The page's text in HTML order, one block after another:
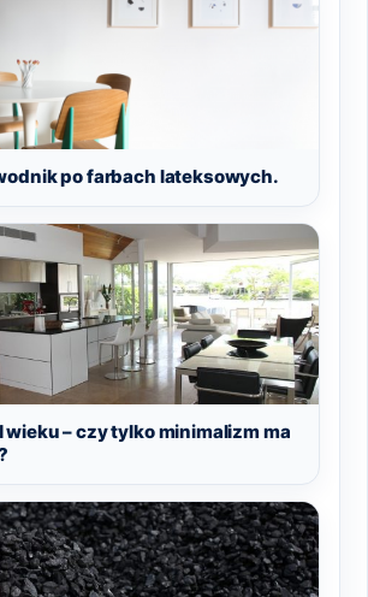
po farbach lateksowych.
wieku – czy tylko minimalizm ma